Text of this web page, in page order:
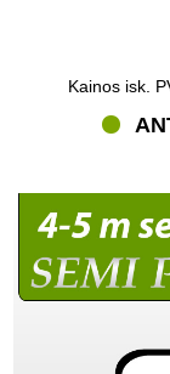
Kainos isk.